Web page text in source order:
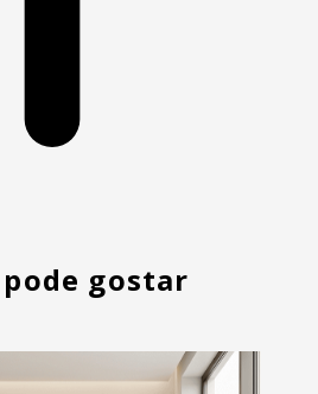
gostar